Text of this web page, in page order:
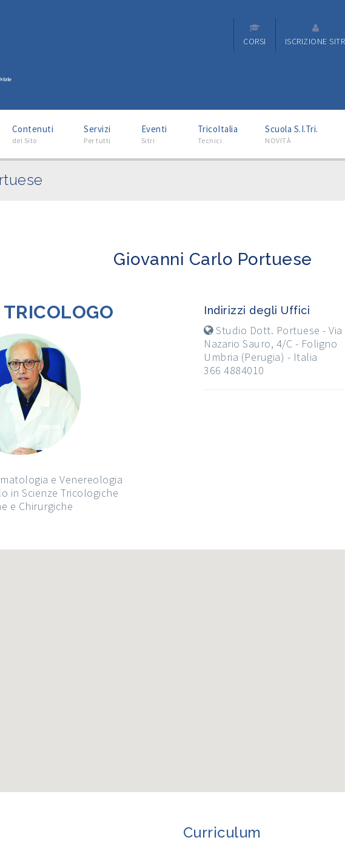
CORSI ISCRIZIONE
Contenuti
del Sito
Servizi
Per tutti
Eventi
Sitri
TricoItalia
Tecnici
Scuola S.I.Tri.
NOVITÀ
Giovanni Carlo Portuese
e Venereologia
in Scienze Tricologiche
e Chirurgiche
Indirizzi degli Uffici
Studio Dott. Portuese - Via
Nazario Sauro, 4/C - Foligno
Umbria (Perugia) - Italia
366 4884010
Curriculum